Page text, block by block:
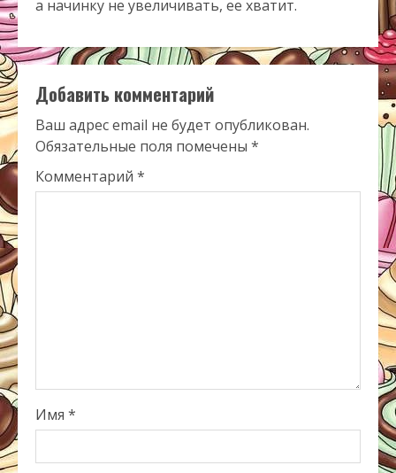
а начинку не увеличивать, ее хватит.
Добавить комментарий
Ваш адрес email не будет опубликован.
Обязательные поля помечены *
Комментарий *
Имя *